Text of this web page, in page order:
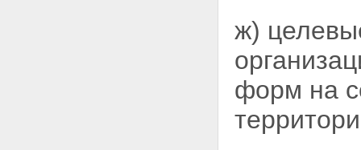
ж)
форм на